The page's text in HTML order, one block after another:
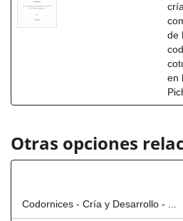
de
en
Otras opciones
Codornices - Cría y Desarrollo - ...